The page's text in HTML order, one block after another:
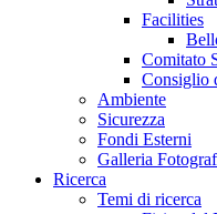
Facilities
Comitato
Consiglio
Ambiente
Sicurezza
Fondi Esterni
Galleria
Ricerca
Temi di ricerca